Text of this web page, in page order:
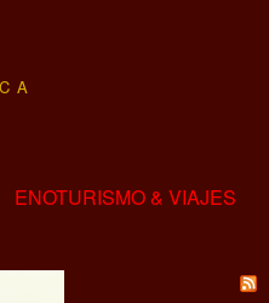
ENOTURISMO & VIAJES